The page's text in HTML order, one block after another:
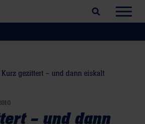
Suchfeld öffnen
Kurz gezittert – und dann eiskalt
– und dann